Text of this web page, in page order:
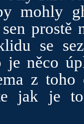
mohly
se
je něco
z
jak je